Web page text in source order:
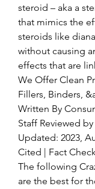
steroid – aka a
that mimics the
steroids like
without causing
effects that are
We Offer Clean
Fillers, Binders,
Written By
Staff Reviewed
Updated: 2023,
Cited | Fact
The following
are the best for